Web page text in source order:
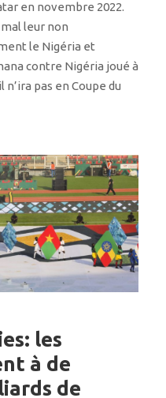
en novembre 2022.
leur non
le Nigéria et
contre Nigéria joué à
pas en Coupe du
les
à de
de